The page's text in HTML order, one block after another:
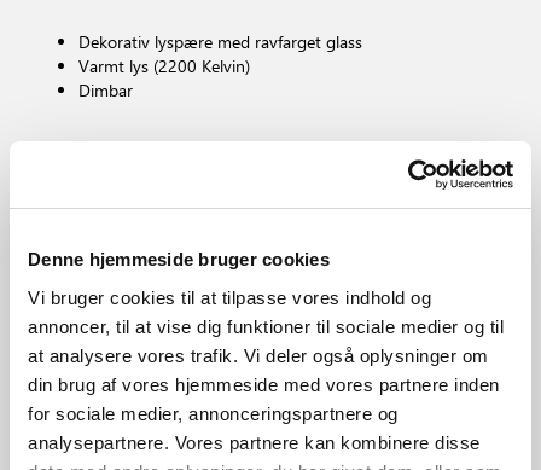
Denne hjemmeside bruger cookies
Vi bruger cookies til at tilpasse vores indhold og
annoncer, til at vise dig funktioner til sociale medier og til
at analysere vores trafik. Vi deler også oplysninger om
din brug af vores hjemmeside med vores partnere inden
for sociale medier, annonceringspartnere og
analysepartnere. Vores partnere kan kombinere disse
Dekorativ lyspære med ravfarget glass
Varmt lys (2200 Kelvin)
Dimbar
Dimbar?
Fargetemperatur (K)
2200
Lysstyrke (Lumen)
200.0
Område
Forskjellig (avhenger av plassering)
Primært materiale